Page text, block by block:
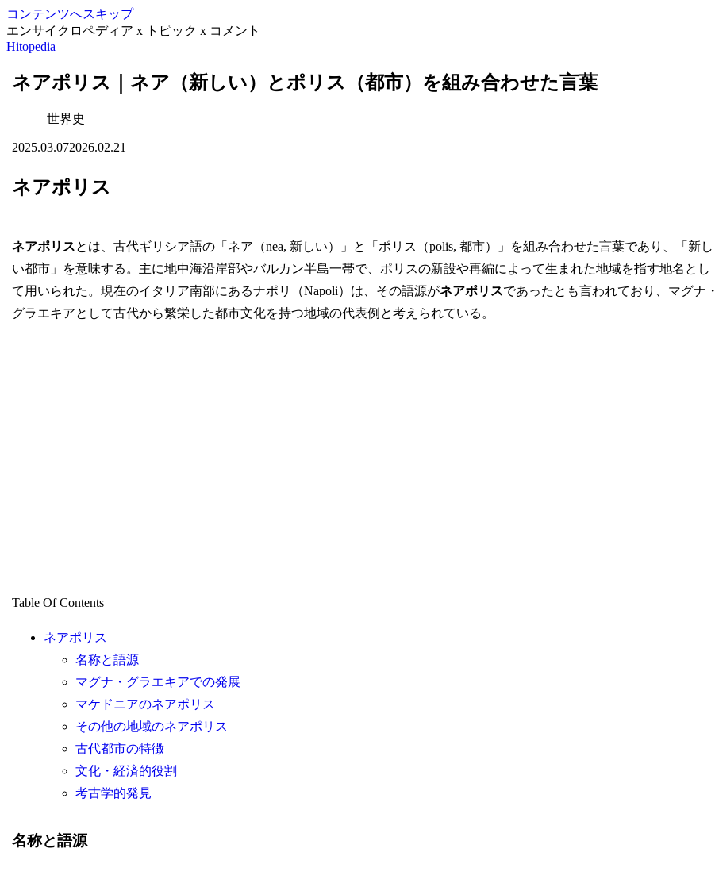
コンテンツへスキップ
エンサイクロペディア x トピック x コメント
Hitopedia
ネアポリス｜ネア（新しい）とポリス（都市）を組み合わせた言葉
世界史
2025.03.072026.02.21
ネアポリス
ネアポリスとは、古代ギリシア語の「ネア（nea, 新しい）」と「ポリス（polis, 都市）」を組み合わせた言葉であり、「新し
い都市」を意味する。主に地中海沿岸部やバルカン半島一帯で、ポリスの新設や再編によって生まれた地域を指す地名とし
て用いられた。現在のイタリア南部にあるナポリ（Napoli）は、その語源がネアポリスであったとも言われており、マグナ・
グラエキアとして古代から繁栄した都市文化を持つ地域の代表例と考えられている。
Table Of Contents
ネアポリス
名称と語源
マグナ・グラエキアでの発展
マケドニアのネアポリス
その他の地域のネアポリス
古代都市の特徴
文化・経済的役割
考古学的発見
名称と語源